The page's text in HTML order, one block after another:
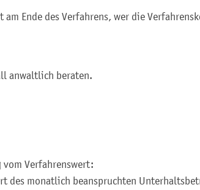
Ende des Verfahrens, wer die
anwaltlich beraten.
vom Verfahrenswert:
des monatlich beanspruchten